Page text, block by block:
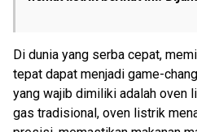
Di dunia yang serba cepat,
tepat dapat menjadi game-
yang wajib dimiliki adalah oven
gas tradisional, oven listrik